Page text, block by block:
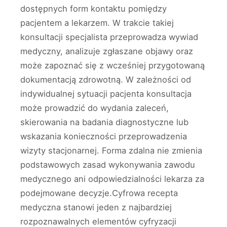
dostępnych form kontaktu pomiędzy
pacjentem a lekarzem. W trakcie takiej
konsultacji specjalista przeprowadza wywiad
medyczny, analizuje zgłaszane objawy oraz
może zapoznać się z wcześniej przygotowaną
dokumentacją zdrowotną. W zależności od
indywidualnej sytuacji pacjenta konsultacja
może prowadzić do wydania zaleceń,
skierowania na badania diagnostyczne lub
wskazania konieczności przeprowadzenia
wizyty stacjonarnej. Forma zdalna nie zmienia
podstawowych zasad wykonywania zawodu
medycznego ani odpowiedzialności lekarza za
podejmowane decyzje.Cyfrowa recepta
medyczna stanowi jeden z najbardziej
rozpoznawalnych elementów cyfryzacji